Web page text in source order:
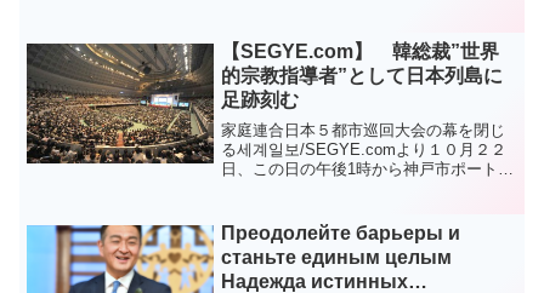
す。万物を祭物として捧げるという事は
サタンの血統 生命...
【SEGYE.com】 韓総裁”世界
的宗教指導者”として日本列島に
足跡刻む
家庭連合日本５都市巡回大会の幕を閉じ
る세계일보/SEGYE.comより１０月２２
日、この日の午後1時から神戸市ポートア
韓鶴子（写真）総裁のメッセージを聞く
ため西日...
Преодолейте барьеры и
станьте единым целым
Надежда истинных